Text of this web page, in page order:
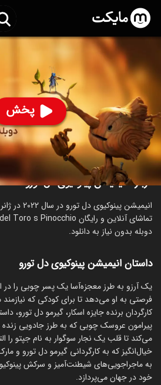
پخش
انیمیشن پینوکیوی دل تورو با دوبله
Toro's Pinocchio 2022
۴۴۱ 80% ۷.۶
ساخت آمریکا سال 2022
رده سنی ۷+
انیمیشن
درام خانوادگی
درباره انیمیشن پینوکیوی دل تورو
انیمیشن
دوبله بدون نیاز به دانلود.
داستان انیمیشن پینوکیوی دل تورو
یک آرزو به طرز معجزه‌آسا یک پسر چوبی را در
فرصتی به او می‌دهد تا برای کودکی که
کارگردان برنده جایزه اسکار، گیرمو دل تورو،
پیرامون عروسک چوبی که به طرز جادویی زنده
می‌کند تا قلب یک نجار سوگوار به نام جپتو را
خیال‌انگیز که به کارگردانی گیرمو دل تورو و
به ماجراجویی‌های شیطنت‌آمیز و سرکش
خود در جهان می‌پردازد.